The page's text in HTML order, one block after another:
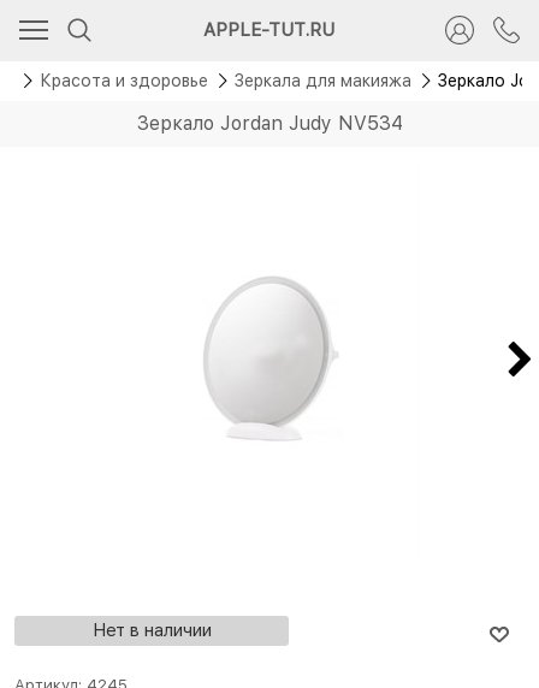
APPLE-TUT.RU
Красота и здоровье Зеркала для макияжа Зеркало
Зеркало Jordan Judy NV534
Нет в наличии